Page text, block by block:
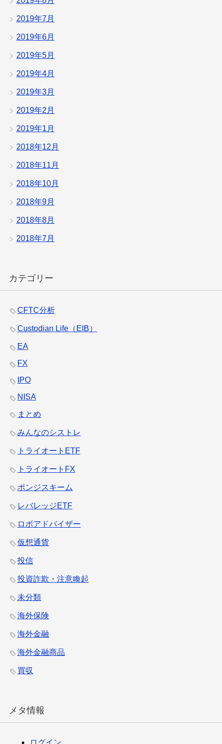
2019年7月
2019年6月
2019年5月
2019年4月
2019年3月
2019年2月
2019年1月
2018年12月
2018年11月
2018年10月
2018年9月
2018年8月
2018年7月
カテゴリー
CFTC分析
Custodian Life（EIB）
EA
FX
IPO
NISA
まとめ
みんなのシストレ
トライオートETF
トライオートFX
ポンジスキーム
レバレッジETF
ロボアドバイザー
仮想通貨
投信
投資詐欺・注意喚起
未分類
海外保険
海外金融
海外金融商品
買収
メタ情報
ログイン